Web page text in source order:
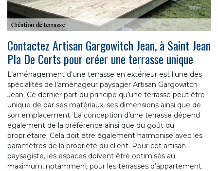
Contactez Artisan Gargowitch Jean, à Saint Jean
Pla De Corts pour créer une terrasse unique
L’aménagement d’une terrasse en extérieur est l’une des
spécialités de l’aménageur paysager Artisan Gargowitch
Jean. Ce dernier part du principe qu’une terrasse peut être
unique de par ses matériaux, ses dimensions ainsi que de
son emplacement. La conception d’une terrasse dépend
également de la préférence ainsi que du goût du
propriétaire. Cela doit être également harmonisé avec les
paramètres de la propriété du client. Pour cet artisan
paysagiste, les espaces doivent être optimisés au
maximum, notamment pour les terrasses d’appartement.